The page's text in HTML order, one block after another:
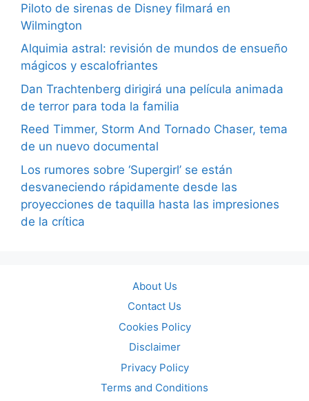
Piloto de sirenas de Disney filmará en
Wilmington
Alquimia astral: revisión de mundos de ensueño
mágicos y escalofriantes
Dan Trachtenberg dirigirá una película animada
de terror para toda la familia
Reed Timmer, Storm And Tornado Chaser, tema
de un nuevo documental
Los rumores sobre ‘Supergirl’ se están
desvaneciendo rápidamente desde las
proyecciones de taquilla hasta las impresiones
de la crítica
About Us
Contact Us
Cookies Policy
Disclaimer
Privacy Policy
Terms and Conditions